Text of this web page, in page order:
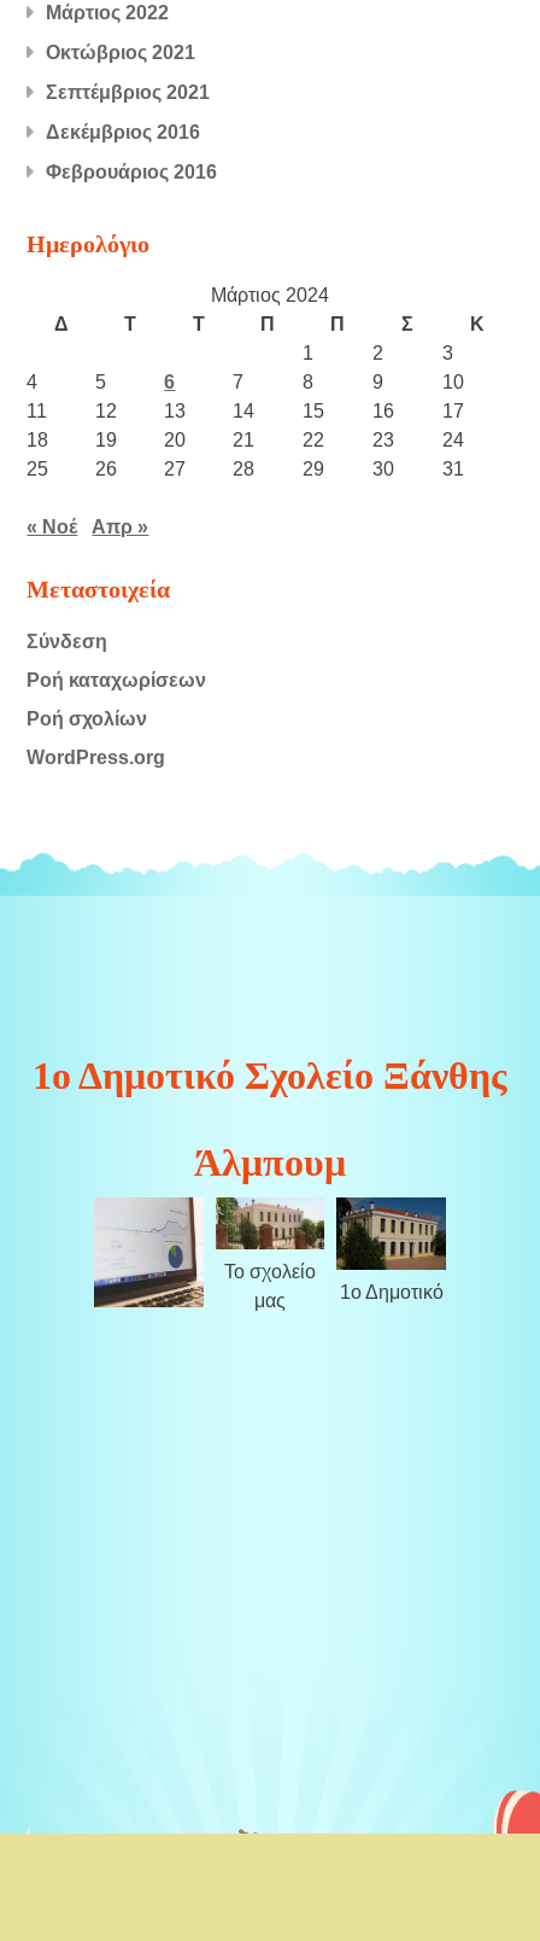
Μάρτιος 2022
Οκτώβριος 2021
Σεπτέμβριος 2021
Δεκέμβριος 2016
Φεβρουάριος 2016
Ημερολόγιο
Μάρτιος 2024
Δ
Τ Τ Π Π Σ
Κ
1
2
3
4
5 6 7 8 9
10
11
12 13 14 15 16
17
18
19 20 21 22 23
24
25
26 27 28 29 30 31
« Νοέ Απρ »
Μεταστοιχεία
Σύνδεση
Ροή καταχωρίσεων
Ροή σχολίων
WordPress.org
1ο Δημοτικό Σχολείο Ξάνθης
Άλμπουμ
Το σχολείο
μας
1ο Δημοτικό